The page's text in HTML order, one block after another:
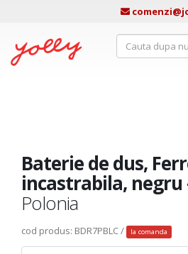
Baterie de dus,
incastrabila, negru
Polonia
cod produs: BDR7PBLC / la comanda